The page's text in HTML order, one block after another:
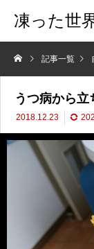
凍った世
記事一覧
うつ病から
2018.12.23